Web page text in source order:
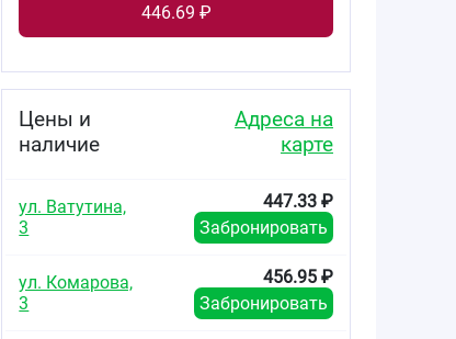
от437.71₽
покрытые
пленочной
оболочкой
от103.22₽
покрытые
пленочной
оболочкой 25мг
от
446.69 ₽
Цены и
наличие
Адреса на
карте
ул. Ватутина,
3
447.33 ₽
Забронировать
ул. Комарова,
3
456.95 ₽
Забронировать